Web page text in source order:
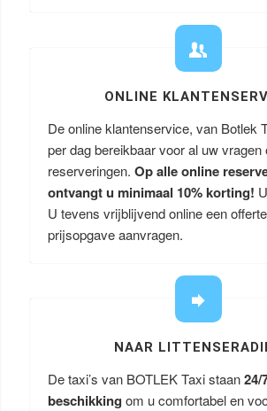
ONLINE
De online klantenservice, van Botlek
per dag bereikbaar voor al uw vragen
reserveringen. Op alle online
ontvangt u minimaal 10% korting!
U tevens vrijblijvend online een
prijsopgave aanvragen.
NAAR
De taxi’s van BOTLEK Taxi staan24/
beschikking om u comfortabel en